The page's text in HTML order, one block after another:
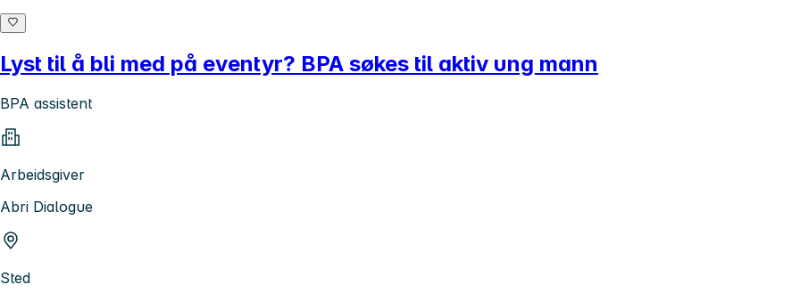
Lyst til å bli med på eventyr? BPA søkes til aktiv ung mann
BPA assistent
Arbeidsgiver
Abri Dialogue
Sted